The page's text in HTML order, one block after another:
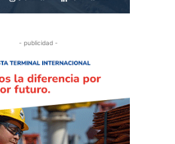
- publicidad -